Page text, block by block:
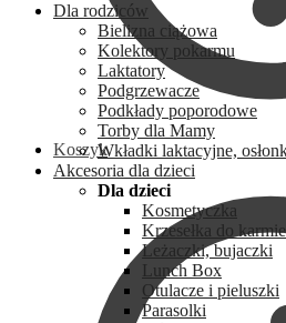
Koszyk
Dla rodziców
Bielizna ciążowa
Kolektory pokarmu
Laktatory
Podgrzewacze
Podkłady poporodowe
Torby dla Mamy
Wkładki laktacyjne,
Akcesoria dla dzieci
Dla dzieci
Kosmetyczka
Krzesełka do
Leżaczki, bujaczki
Lunch Box
Otulacze i pieluszki
Parasolki